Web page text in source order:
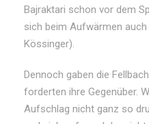
Bajraktari schon vor dem
sich beim Aufwärmen
Kössinger).
Dennoch gaben die
forderten ihre Gegenüber.
Aufschlag nicht ganz so